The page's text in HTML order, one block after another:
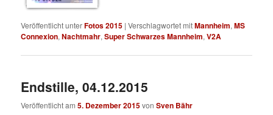
Veröffentlicht unterFotos 2015 |Verschlagwortet mitMannheim,MS
Connexion,Nachtmahr,Super Schwarzes Mannheim,V2A
Endstille, 04.12.2015
Veröffentlicht am5. Dezember 2015vonSven Bähr